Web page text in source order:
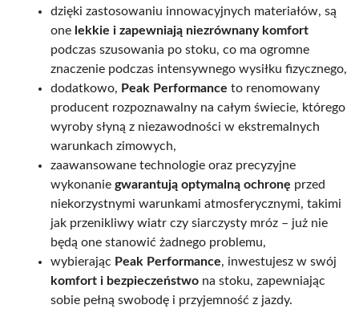
dzięki zastosowaniu innowacyjnych materiałów, są
one lekkie i zapewniają niezrównany komfort
podczas szusowania po stoku, co ma ogromne
znaczenie podczas intensywnego wysiłku fizycznego,
dodatkowo, Peak Performance to renomowany
producent rozpoznawalny na całym świecie, którego
wyroby słyną z niezawodności w ekstremalnych
warunkach zimowych,
zaawansowane technologie oraz precyzyjne
wykonanie gwarantują optymalną ochronę przed
niekorzystnymi warunkami atmosferycznymi, takimi
jak przenikliwy wiatr czy siarczysty mróz – już nie
będą one stanowić żadnego problemu,
wybierając Peak Performance, inwestujesz w swój
komfort i bezpieczeństwo na stoku, zapewniając
sobie pełną swobodę i przyjemność z jazdy.